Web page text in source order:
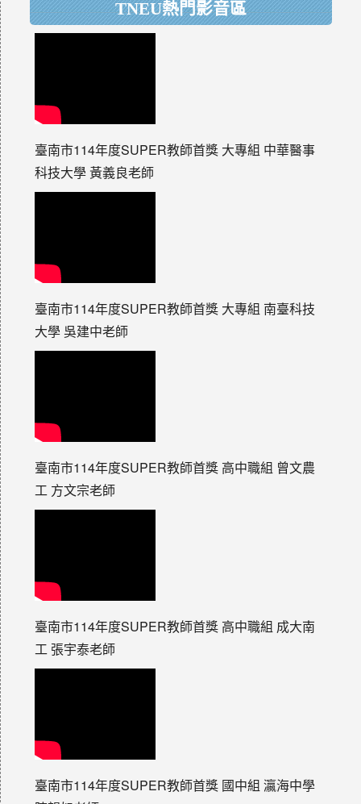
TNEU熱門影音區
臺南市114年度SUPER教師首獎 大專組 中華醫事
科技大學 黃義良老師
臺南市114年度SUPER教師首獎 大專組 南臺科技
大學 吳建中老師
臺南市114年度SUPER教師首獎 高中職組 曾文農
工 方文宗老師
臺南市114年度SUPER教師首獎 高中職組 成大南
工 張宇泰老師
臺南市114年度SUPER教師首獎 國中組 瀛海中學